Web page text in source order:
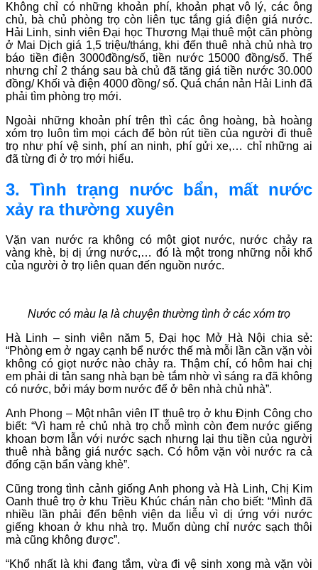
Không chỉ có những khoản phí, khoản phạt vô lý, các ông
chủ, bà chủ phòng trọ còn liên tục tắng giá điện giá nước.
Hải Linh, sinh viên Đại học Thương Mại thuê một căn phòng
ở Mai Dịch giá 1,5 triệu/tháng, khi đến thuê nhà chủ nhà trọ
báo tiền điện 3000đồng/số, tiền nước 15000 đồng/số. Thế
nhưng chỉ 2 tháng sau bà chủ đã tăng giá tiền nước 30.000
đồng/ Khối và điện 4000 đồng/ số. Quá chán nản Hải Linh đã
phải tìm phòng trọ mới.
Ngoài những khoản phí trên thì các ông hoàng, bà hoàng
xóm trọ luôn tìm mọi cách để bòn rút tiền của người đi thuê
trọ như phí vệ sinh, phí an ninh, phí gửi xe,… chỉ những ai
đã từng đi ở trọ mới hiểu.
3. Tình trạng nước bẩn, mất nước
xảy ra thường xuyên
Vặn van nước ra không có một giọt nước, nước chảy ra
vàng khè, bị dị ứng nước,… đó là một trong những nỗi khổ
của người ở trọ liên quan đến nguồn nước.
Nước có màu lạ là chuyện thường tình ở các xóm trọ
Hà Linh – sinh viên năm 5, Đại học Mở Hà Nội chia sẻ:
“Phòng em ở ngay cạnh bể nước thế mà mỗi lần cần vặn vòi
không có giọt nước nào chảy ra. Thậm chí, có hôm hai chị
em phải di tản sang nhà bạn bè tắm nhờ vì sáng ra đã không
có nước, bởi máy bơm nước để ở bên nhà chủ nhà”.
Anh Phong – Một nhân viên IT thuê trọ ở khu Định Công cho
biết: “Vì ham rẻ chủ nhà trọ chỗ mình còn đem nước giếng
khoan bơm lẫn với nước sạch nhưng lại thu tiền của người
thuê nhà bằng giá nước sạch. Có hôm vặn vòi nước ra cả
đống cặn bẩn vàng khè”.
Cũng trong tình cảnh giống Anh phong và Hà Linh, Chị Kim
Oanh thuê trọ ở khu Triều Khúc chán nản cho biết: “Mình đã
nhiều lần phải đến bệnh viện da liễu vì dị ứng với nước
giếng khoan ở khu nhà trọ. Muốn dùng chỉ nước sạch thôi
mà cũng không được”.
“Khổ nhất là khi đang tắm, vừa đi vệ sinh xong mà vặn vòi